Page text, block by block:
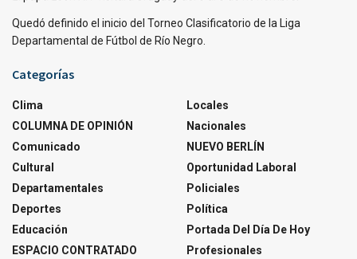
Quedó definido el inicio del Torneo Clasificatorio de la Liga
Departamental de Fútbol de Río Negro.
Categorías
Clima
COLUMNA DE OPINIÓN
Comunicado
Cultural
Departamentales
Deportes
Educación
ESPACIO CONTRATADO
Locales
Nacionales
NUEVO BERLÍN
Oportunidad Laboral
Policiales
Política
Portada Del Día De Hoy
Profesionales